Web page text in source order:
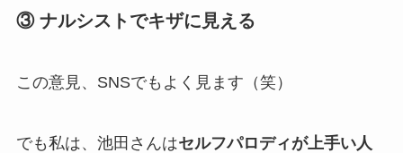
③ ナルシストでキザに見える
この意見、SNSでもよく見ます（笑）
でも私は、池田さんはセルフパロディが上手い人